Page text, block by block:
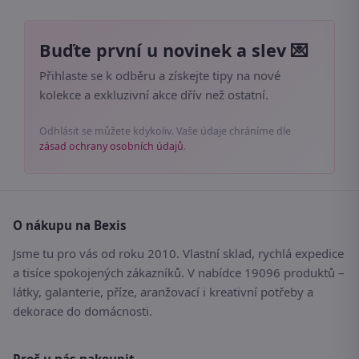
Buďte první u novinek a slev 💌
Přihlaste se k odběru a získejte tipy na nové
kolekce a exkluzivní akce dřív než ostatní.
Odhlásit se můžete kdykoliv. Vaše údaje chráníme dle
zásad ochrany osobních údajů.
O nákupu na Bexis
Jsme tu pro vás od roku 2010. Vlastní sklad, rychlá expedice
a tisíce spokojených zákazníků. V nabídce 19096 produktů –
látky, galanterie, příze, aranžovací i kreativní potřeby a
dekorace do domácnosti.